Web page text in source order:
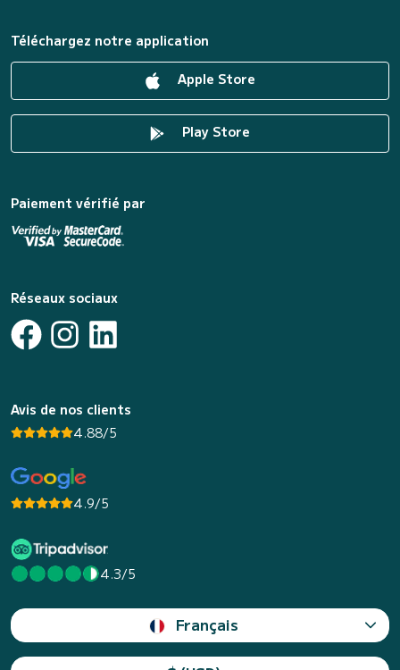
Téléchargez notre application
Apple Store
Play Store
Paiement vérifié par
Réseaux sociaux
Avis de nos clients
4.88/5
4.9/5
4.3/5
Français